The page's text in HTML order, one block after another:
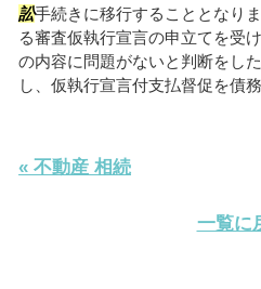
訟手続きに移行することとなり
る審査仮執行宣言の申立てを受
の内容に問題がないと判断をし
し、仮執行宣言付支払督促を債
« 不動産 相続
一覧に